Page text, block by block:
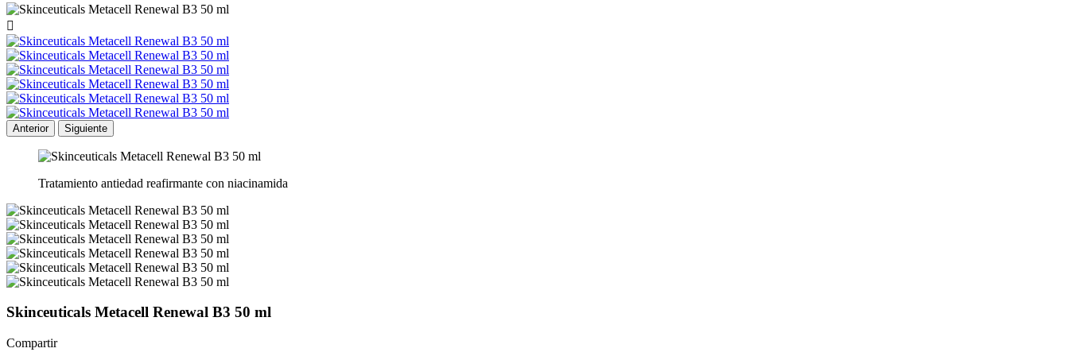

Anterior Siguiente
Tratamiento antiedad reafirmante con niacinamida
Skinceuticals Metacell Renewal B3 50 ml
Compartir